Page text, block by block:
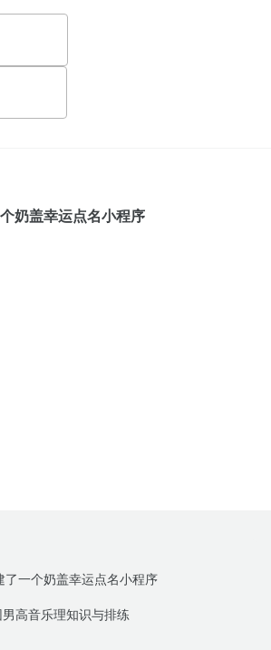
奶盖幸运点名小程序
了一个奶盖幸运点名小程序
高音乐理知识与排练